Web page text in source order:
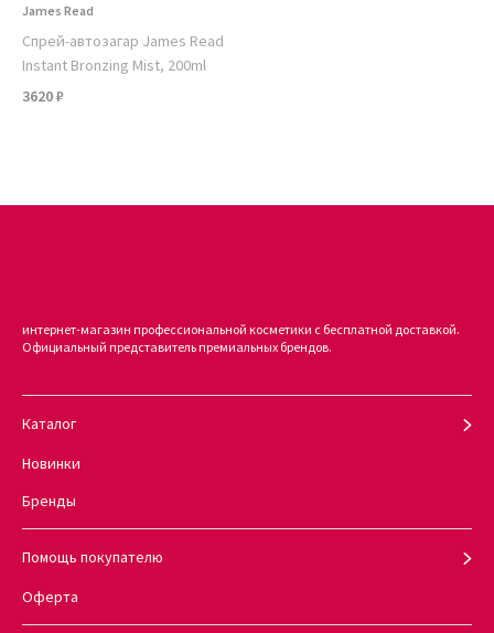
James Read
Спрей-автозагар James Read
Instant Bronzing Mist, 200ml
3620 ₽
интернет-магазин профессиональной косметики с бесплатной доставкой.
Официальный представитель премиальных брендов.
Каталог
Новинки
Бренды
Помощь покупателю
Оферта